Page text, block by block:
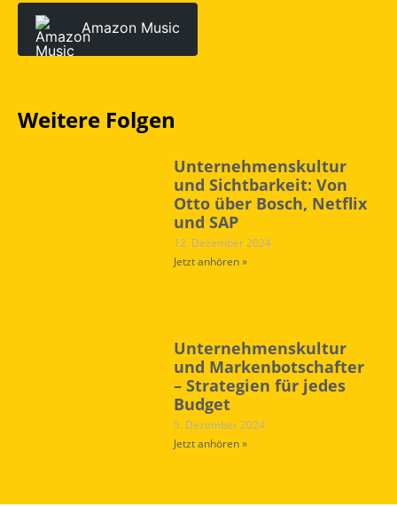
Amazon Music
Weitere Folgen
Unternehmenskultur
und Sichtbarkeit: Von
Otto über Bosch, Netflix
und SAP
12. Dezember 2024
Jetzt anhören »
Unternehmenskultur
und Markenbotschafter
– Strategien für jedes
Budget
5. Dezember 2024
Jetzt anhören »